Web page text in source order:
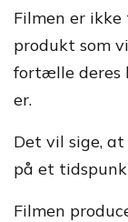
Filmen er
produkt som
fortælle deres
er.
Det vil sige,
på et
Filmen